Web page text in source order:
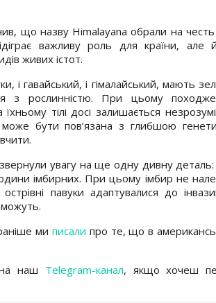
що назву Himalayana обрали на честь
важливу роль для країни, але
живих істот.
і гавайський, і гімалайський, мають
з рослинністю. При цьому
їхньому тілі досі залишається
може бути пов’язана з глибшою
увагу на ще одну дивну
імбирних. При цьому імбир не
павуки адаптувалися до
ми писали про те, що в
наш Telegram-канал, якщо хочеш